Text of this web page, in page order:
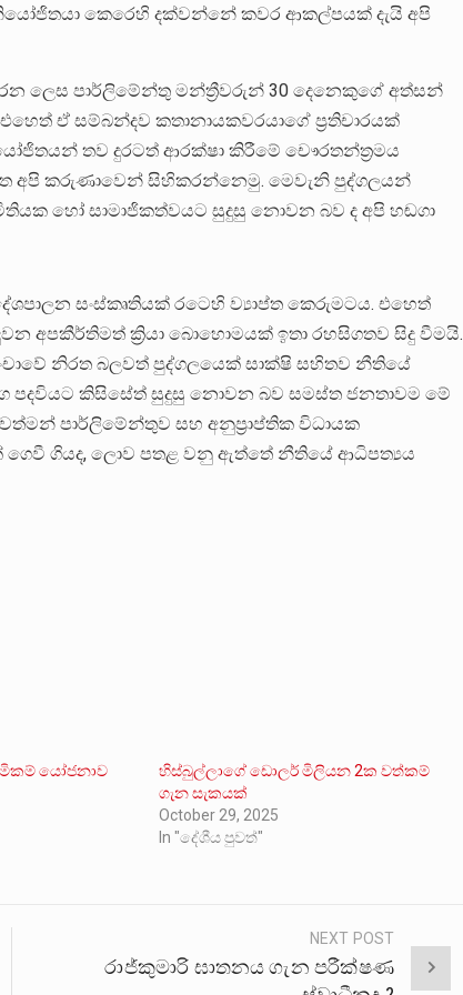
කෙරෙහි දක්වන්නේ කවර ආකල්පයක් දැයි අපි
ලෙස පාර්ලිමේන්තු මන්ත්‍රීවරුන් 30 දෙනෙකුගේ අත්සන්
ඒ සම්බන්දව කතානායකවරයාගේ ප්‍රතිචාරයක්
තව දුරටත් ආරක්ෂා කිරීමේ චෞරතන්ත්‍රමය
අපි කරුණාවෙන් සිහිකරන්නෙමු. මෙවැනි පුද්ගලයන්
හෝ සාමාජිකත්වයට සුදුසු නොවන බව ද අපි හඬගා
සංස්කෘතියක් රටෙහි ව්‍යාප්ත කෙරුමටය. එහෙත්
අපකීර්තිමත් ක්‍රියා බොහොමයක් ඉතා රහසිගතව සිදු වීමයි.
නිරත බලවත් පුද්ගලයෙක් සාක්ෂි සහිතව නීතියේ
පදවියට කිසිසේත් සුදුසු නොවන බව සමස්ත ජනතාවම මේ
පාර්ලිමේන්තුව සහ අනුප්‍රාප්තික විධායක
ගෙවී ගියද, ලොව පතළ වනු ඇත්තේ නීතියේ ආධිපත්‍යය
යෝජනාව
හිස්බුල්ලාගේ ඩොලර් මිලියන 2ක වත්කම්
ගැන සැකයක්
October 29, 2025
In "දේශීය පුවත්"
NEXT POST
රාජ්කුමාරි ඝාතනය ගැන පරීක්ෂණ